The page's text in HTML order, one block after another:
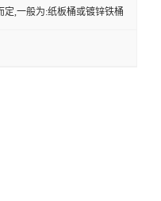
定,一般为:纸板桶或镀锌铁桶